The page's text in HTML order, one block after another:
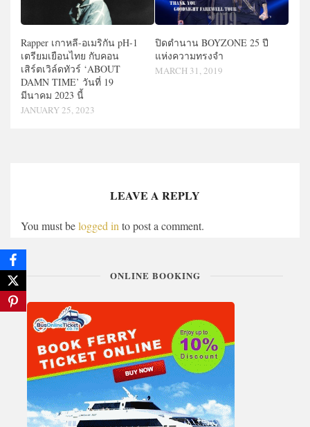
Rapper เกาหลี-อเมริกัน pH-1
เตรียมเยือนไทย กับคอน
เสิร์ตเวิล์ดทัวร์ ‘ABOUT
DAMN TIME’ วันที่ 19
มีนาคม 2023 นี้
JANUARY 25, 2023
ปิดตำนาน BOYZONE 25 ปี
แห่งความทรงจำ
MARCH 31, 2019
LEAVE A REPLY
You must belogged in to post a comment.
ONLINE BOOKING